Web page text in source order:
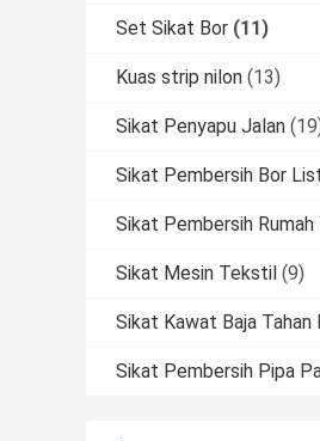
Set Sikat Bor (11)
Kuas strip nilon (13)
Sikat Penyapu Jalan
Sikat Pembersih Bor
Sikat Pembersih Rumah
Sikat Mesin Tekstil (9)
Sikat Kawat Baja Tahan
Sikat Pembersih Pipa